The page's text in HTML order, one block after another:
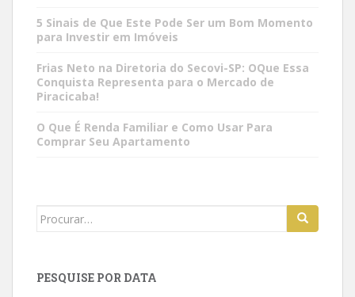
5 Sinais de Que Este Pode Ser um Bom Momento
para Investir em Imóveis
Frias Neto na Diretoria do Secovi-SP: OQue Essa
Conquista Representa para o Mercado de
Piracicaba!
O Que É Renda Familiar e Como Usar Para
Comprar Seu Apartamento
Search
PESQUISE POR DATA